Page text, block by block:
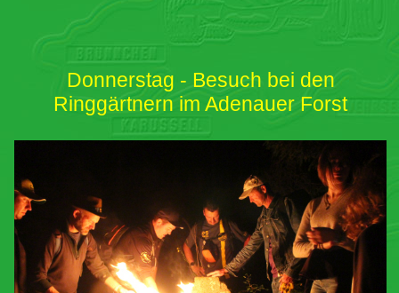
Donnerstag - Besuch bei den
Ringgärtnern im Adenauer Forst